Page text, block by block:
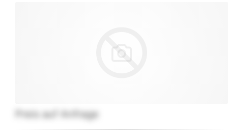
Preis auf Anfrage